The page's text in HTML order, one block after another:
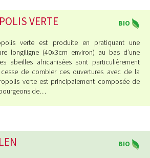
VERTE BIO
verte est produite en pratiquant une
longiligne (40x3cm environ) au bas d’une
abeilles africanisées sont particulièrement
de combler ces ouvertures avec de la
verte est principalement composée de
de…
BIO